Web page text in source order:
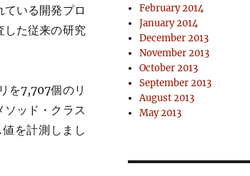
いる開発プロ
した従来の研究
を7,707個のリ
ッド・クラス
を計測しまし
February 2014
January 2014
December 2013
November 2013
October 2013
September 2013
August 2013
May 2013